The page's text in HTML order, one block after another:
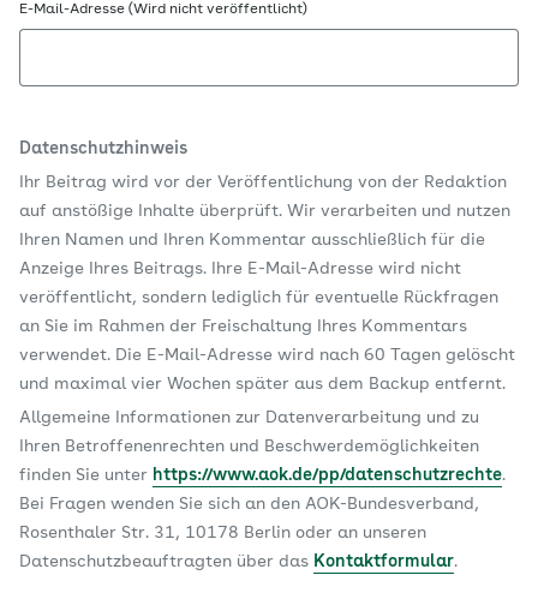
E-Mail-Adresse (Wird nicht veröffentlicht)
Datenschutzhinweis
Ihr Beitrag wird vor der Veröffentlichung von der Redaktion
auf anstößige Inhalte überprüft. Wir verarbeiten und nutzen
Ihren Namen und Ihren Kommentar ausschließlich für die
Anzeige Ihres Beitrags. Ihre E-Mail-Adresse wird nicht
veröffentlicht, sondern lediglich für eventuelle Rückfragen
an Sie im Rahmen der Freischaltung Ihres Kommentars
verwendet. Die E-Mail-Adresse wird nach 60 Tagen gelöscht
und maximal vier Wochen später aus dem Backup entfernt.
Allgemeine Informationen zur Datenverarbeitung und zu
Ihren Betroffenenrechten und Beschwerdemöglichkeiten
finden Sie unter https://www.aok.de/pp/datenschutzrechte.
Bei Fragen wenden Sie sich an den AOK-Bundesverband,
Rosenthaler Str. 31, 10178 Berlin oder an unseren
Datenschutzbeauftragten über das Kontaktformular.